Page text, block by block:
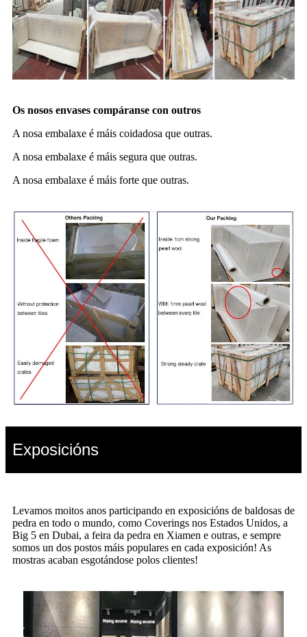
Os nosos envases compáranse con outros
A nosa embalaxe é máis coidadosa que outras.
A nosa embalaxe é máis segura que outras.
A nosa embalaxe é máis forte que outras.
Exposicións
Levamos moitos anos participando en exposicións de baldosas de
pedra en todo o mundo, como Coverings nos Estados Unidos, a
Big 5 en Dubai, a feira da pedra en Xiamen e outras, e sempre
somos un dos postos máis populares en cada exposición! As
mostras acaban esgotándose polos clientes!